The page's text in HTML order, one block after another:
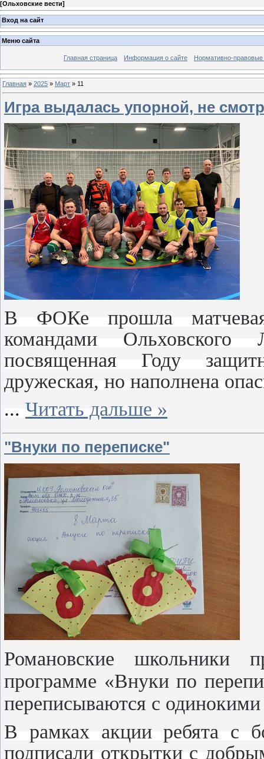
[Ольховские вести]
Вход на сайт
Меню сайта
Главная страница Информация о сайте Нормативно-правовые
Главная » 2025 » Март » 11
Игра выдалась упорной, не
В ФОКе прошла
командами
посвященная Году
дружеская, но наполнена
... Читать дальше »
"Внуки по переписке"
Романовские школьники
программе «Внуки по
переписываются с
В рамках акции ребята с
подписали открытки с